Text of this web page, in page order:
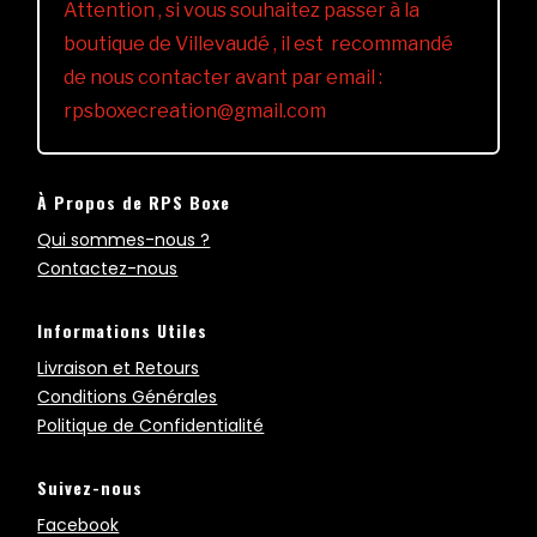
Attention , si vous souhaitez passer à la
boutique de Villevaudé , il est recommandé
de nous contacter avant par email :
rpsboxecreation@gmail.com
À Propos de RPS Boxe
Qui sommes-nous ?
Contactez-nous
Informations Utiles
Livraison et Retours
Conditions Générales
Politique de Confidentialité
Suivez-nous
Facebook